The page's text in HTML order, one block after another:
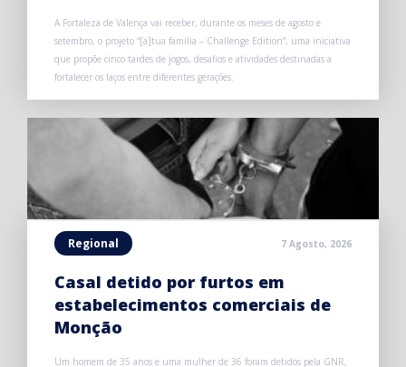
A Fortaleza de Valença vai receber, durante os meses de agosto e
setembro, o projeto “[a]tua família – Challenge Edition”, uma iniciativa
que propõe cinco tardes de jogos, desafios e atividades destinadas a
fortalecer os laços entre diferentes gerações.
Regional 7 Agosto, 2026
Casal detido por furtos em
estabelecimentos comerciais de
Monção
Um homem de 35 anos e uma mulher de 36 foram detidos pela GNR,